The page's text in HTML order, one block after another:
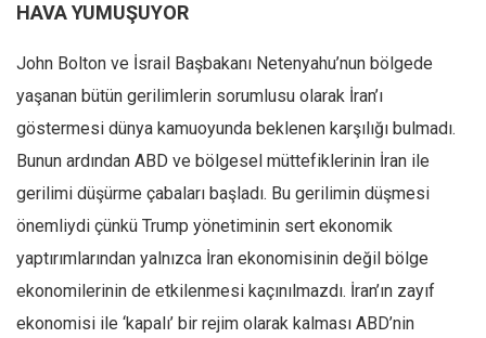
HAVA YUMUŞUYOR
John Bolton ve İsrail Başbakanı Netenyahu’nun bölgede
yaşanan bütün gerilimlerin sorumlusu olarak İran’ı
göstermesi dünya kamuoyunda beklenen karşılığı bulmadı.
Bunun ardından ABD ve bölgesel müttefiklerinin İran ile
gerilimi düşürme çabaları başladı. Bu gerilimin düşmesi
önemliydi çünkü Trump yönetiminin sert ekonomik
yaptırımlarından yalnızca İran ekonomisinin değil bölge
ekonomilerinin de etkilenmesi kaçınılmazdı. İran’ın zayıf
ekonomisi ile ‘kapalı’ bir rejim olarak kalması ABD’nin